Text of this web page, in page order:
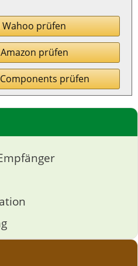
Wahoo prüfen
prüfen
prüfen